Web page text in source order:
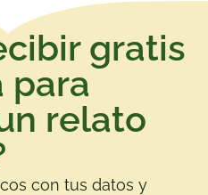
gratis
para
relato
con tus datos y